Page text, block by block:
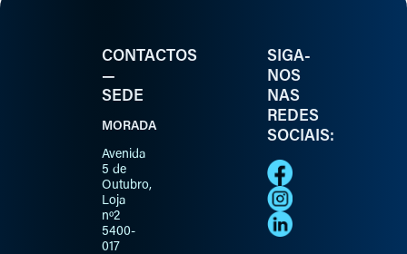
CONTACTOS
—
SEDE
MORADA
Avenida
5 de
Outubro,
Loja
nº2
5400-
017
SIGA-
NOS
NAS
REDES
SOCIAIS: